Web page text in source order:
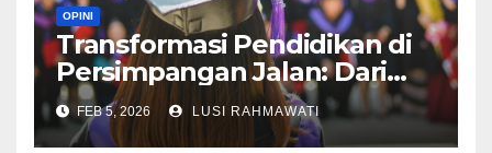
OPINI
Transformasi Pendidikan di
Persimpangan Jalan: Dari
Polemik Fateta IPB hingga
Tantangan Era Kecerdasan
FEB 5, 2026 LUSI RAHMAWATI